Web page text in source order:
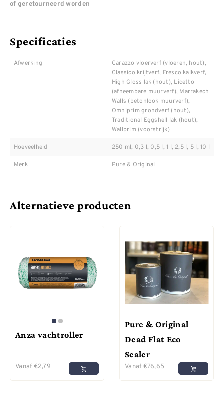
of geretourneerd worden
Specificaties
Afwerking
Carazzo vloerverf (vloeren, hout),
Classico krijtverf, Fresco kalkverf,
High Gloss lak (hout), Licetto
(afneembare muurverf), Marrakech
Walls (betonlook muurverf),
Omniprim grondverf (hout),
Traditional Eggshell lak (hout),
Wallprim (voorstrijk)
Hoeveelheid 250 ml, 0,3 l, 0,5 l, 1 l, 2,5 l, 5 l, 10 l
Merk Pure & Original
Alternatieve producten
Anza vachtroller
Vanaf €2,79
Pure & Original
Dead Flat Eco
Sealer
Vanaf €76,65